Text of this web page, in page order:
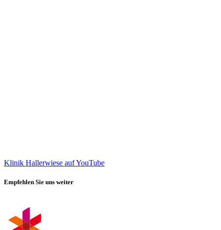
Klinik Hallerwiese auf YouTube
Empfehlen Sie uns weiter